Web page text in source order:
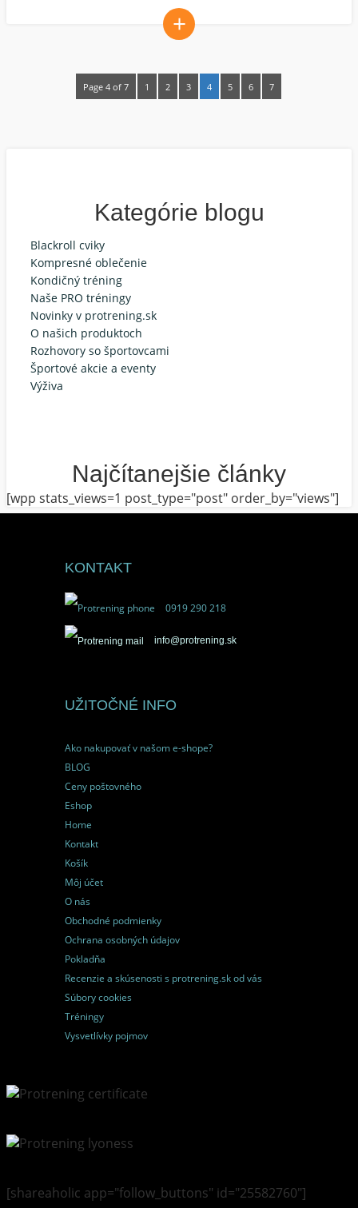
+
Page 4 of 7 1 2 3 4 5 6 7
Kategórie blogu
Blackroll cviky
Kompresné oblečenie
Kondičný tréning
Naše PRO tréningy
Novinky v protrening.sk
O našich produktoch
Rozhovory so športovcami
Športové akcie a eventy
Výživa
Najčítanejšie články
[wpp stats_views=1 post_type="post" order_by="views"]
KONTAKT
0919 290 218
info@protrening.sk
UŽITOČNÉ INFO
Ako nakupovať v našom e-shope?
BLOG
Ceny poštovného
Eshop
Home
Kontakt
Košík
Môj účet
O nás
Obchodné podmienky
Ochrana osobných údajov
Pokladňa
Recenzie a skúsenosti s protrening.sk od vás
Súbory cookies
Tréningy
Vysvetlívky pojmov
[shareaholic app="follow_buttons" id="25582760"]